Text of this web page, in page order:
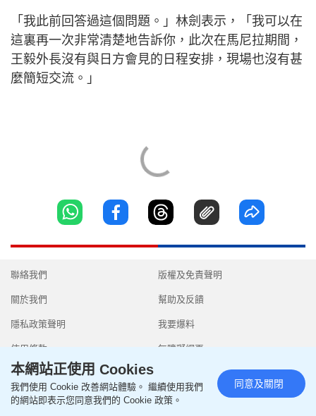
「我此前回答過這個問題。」林劍表示，「我可以在
這裏再一次非常清楚地告訴你，此次在馬尼拉期間，
王毅外長沒有與日方會見的日程安排，現場也沒有甚
麼簡短交流。」
聯絡我們
關於我們
隱私政策聲明
使用條款
版權及免責聲明
幫助及反饋
我要爆料
無障礙網頁
Copyright © 2026 SingTao Ltd.All rights reserved.
本網站正使用 Cookies
我們使用 Cookie 改善網站體驗。 繼續使用我們
的網站即表示您同意我們的 Cookie 政策。
同意及關閉